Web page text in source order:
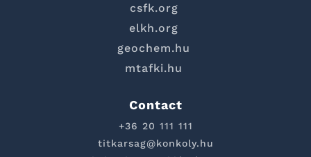
csfk.org
elkh.org
geochem.hu
mtafki.hu
Contact
+36 20 111 111
titkarsag@konkoly.hu